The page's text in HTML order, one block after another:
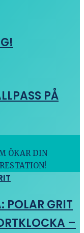
PÅ
ÖKAR DIN
POLAR GRIT
–